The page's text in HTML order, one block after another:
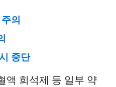
의
중단
액 희석제 등 일부 약